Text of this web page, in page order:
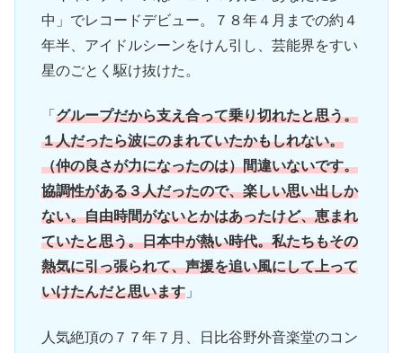
中」でレコードデビュー。７８年４月までの約４
年半、アイドルシーンをけん引し、芸能界をすい
星のごとく駆け抜けた。
「 グループだから支え合って乗り切れたと思う。
１人だったら波にのまれていたかもしれない。
（仲の良さが力になったのは）間違いないです。
協調性がある３人だったので、楽しい思い出しか
ない。自由時間がないとかはあったけど、恵まれ
ていたと思う。日本中が熱い時代。私たちもその
熱気に引っ張られて、声援を追い風にして上って
いけたんだと思います」
人気絶頂の７７年７月、日比谷野外音楽堂のコン